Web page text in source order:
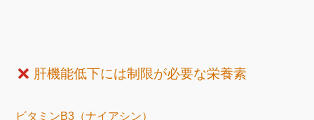
肝機能低下には制限が必要な栄養素
ビタミンB3（ナイアシン）